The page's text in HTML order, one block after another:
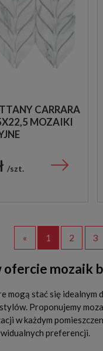
CARRARA
MOZAIKI
szt.
« 1 2 3
mozaik
stać się
Proponujemy
w każdym
preferencji.